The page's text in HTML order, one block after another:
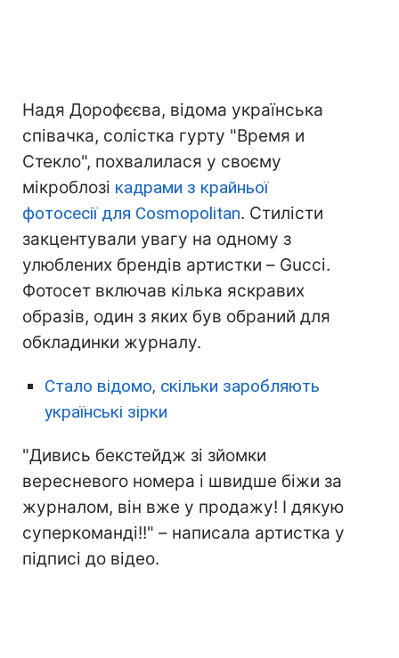
Надя Дорофєєва, відома українська
співачка, солістка гурту "Время и
Стекло", похвалилася у своєму
мікроблозі кадрами з крайньої
фотосесії для Cosmopolitan. Стилісти
закцентували увагу на одному з
улюблених брендів артистки – Gucci.
Фотосет включав кілька яскравих
образів, один з яких був обраний для
обкладинки журналу.
Стало відомо, скільки заробляють
українські зірки
"Дивись бекстейдж зі зйомки
вересневого номера і швидше біжи за
журналом, він вже у продажу! І дякую
суперкоманді!!" – написала артистка у
підписі до відео.